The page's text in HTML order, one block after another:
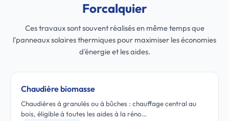
Forcalquier
Ces travaux sont souvent réalisés en même temps que
l'panneaux solaires thermiques pour maximiser les économies
d'énergie et les aides.
Chaudière biomasse
Chaudières à granulés ou à bûches : chauffage central au
bois, éligible à toutes les aides à la réno…